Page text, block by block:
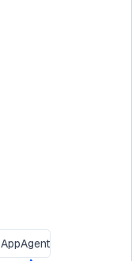
AppAgent